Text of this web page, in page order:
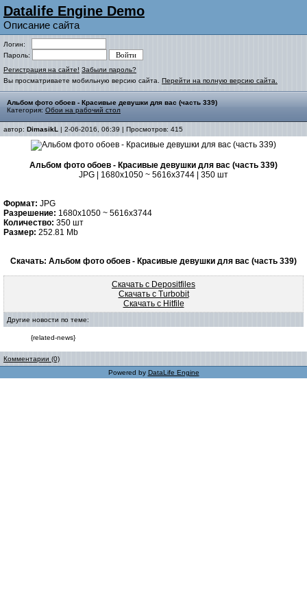
Datalife Engine Demo
Описание сайта
Логин:
Пароль:
Регистрация на сайте! Забыли пароль?
Вы просматриваете мобильную версию сайта. Перейти на полную версию сайта.
Альбом фото обоев - Красивые девушки для вас (часть 339)
Категория: Обои на рабочий стол
автор: DimasikL | 2-06-2016, 06:39 | Просмотров: 415
Альбом фото обоев - Красивые девушки для вас (часть 339)
JPG | 1680x1050 ~ 5616x3744 | 350 шт
Формат: JPG
Разрешение: 1680x1050 ~ 5616x3744
Количество: 350 шт
Размер: 252.81 Mb
Скачать: Альбом фото обоев - Красивые девушки для вас (часть 339)
Скачать с Depositfiles
Скачать с Turbobit
Скачать с Hitfile
Другие новости по теме:
{related-news}
Комментарии (0)
Powered by DataLife Engine